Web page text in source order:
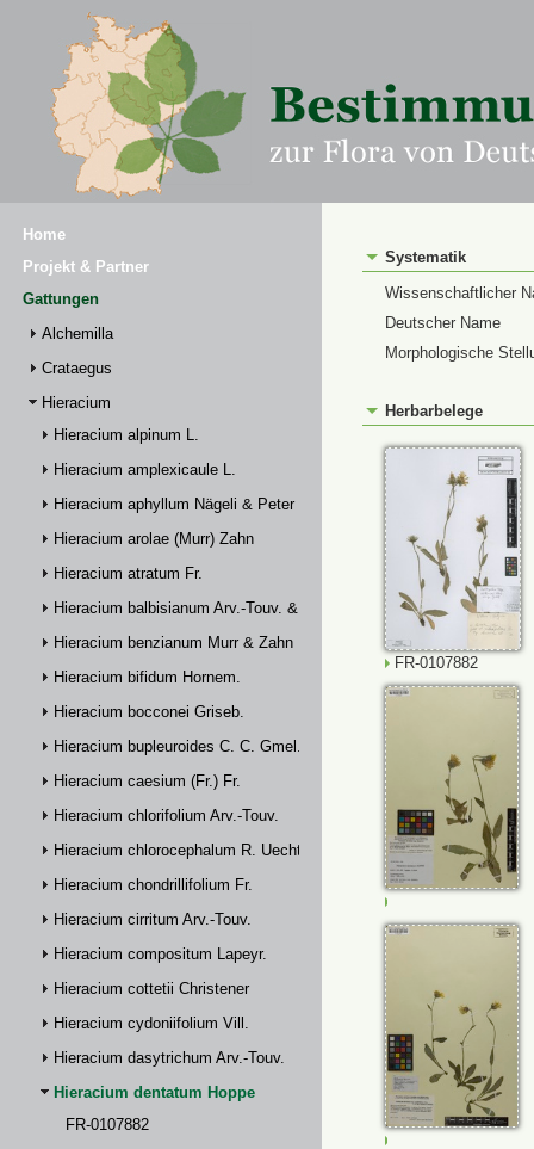
Home
Projekt & Partner
Gattungen
Alchemilla
Crataegus
Hieracium
Hieracium alpinum L.
Hieracium amplexicaule L.
Hieracium aphyllum Nägeli & Peter
Hieracium arolae (Murr) Zahn
Hieracium atratum Fr.
Hieracium balbisianum Arv.-Touv. & Briq.
Hieracium benzianum Murr & Zahn
Hieracium bifidum Hornem.
Hieracium bocconei Griseb.
Hieracium bupleuroides C. C. Gmel.
Hieracium caesium (Fr.) Fr.
Hieracium chlorifolium Arv.-Touv.
Hieracium chlorocephalum R. Uechtr.
Hieracium chondrillifolium Fr.
Hieracium cirritum Arv.-Touv.
Hieracium compositum Lapeyr.
Hieracium cottetii Christener
Hieracium cydoniifolium Vill.
Hieracium dasytrichum Arv.-Touv.
Hieracium dentatum Hoppe
FR-0107882
Systematik
Wissenschaftlicher
Deutscher Name
Morphologische
Herbarbelege
FR-0107882